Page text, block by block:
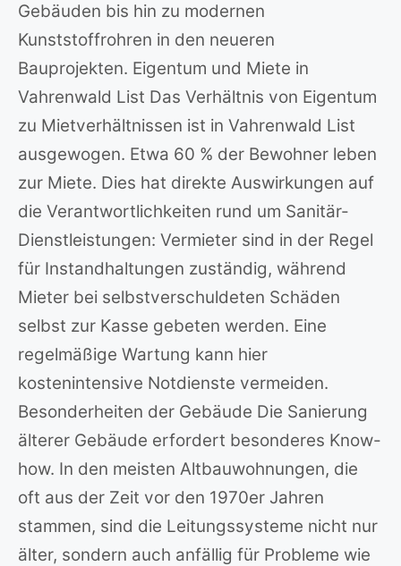
Gebäuden bis hin zu modernen
Kunststoffrohren in den neueren
Bauprojekten. Eigentum und Miete in
Vahrenwald List Das Verhältnis von Eigentum
zu Mietverhältnissen ist in Vahrenwald List
ausgewogen. Etwa 60 % der Bewohner leben
zur Miete. Dies hat direkte Auswirkungen auf
die Verantwortlichkeiten rund um Sanitär-
Dienstleistungen: Vermieter sind in der Regel
für Instandhaltungen zuständig, während
Mieter bei selbstverschuldeten Schäden
selbst zur Kasse gebeten werden. Eine
regelmäßige Wartung kann hier
kostenintensive Notdienste vermeiden.
Besonderheiten der Gebäude Die Sanierung
älterer Gebäude erfordert besonderes Know-
how. In den meisten Altbauwohnungen, die
oft aus der Zeit vor den 1970er Jahren
stammen, sind die Leitungssysteme nicht nur
älter, sondern auch anfällig für Probleme wie